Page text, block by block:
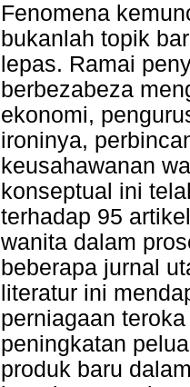
Fenomena
bukanlah topik
lepas. Ramai
berbezabeza
ekonomi,
ironinya,
keusahawanan
konseptual ini
terhadap 95
wanita dalam
beberapa jurnal
literatur ini
perniagaan
peningkatan
produk baru